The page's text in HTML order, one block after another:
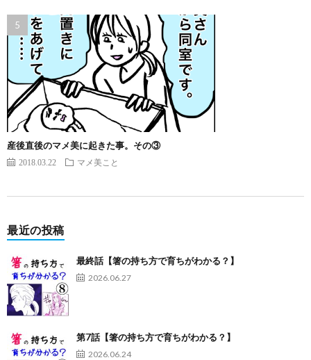
産後直後のマメ美に起きた事。その③
2018.03.22 マメ美こと
最近の投稿
最終話【箸の持ち方で育ちがわかる？】
2026.06.27
第7話【箸の持ち方で育ちがわかる？】
2026.06.24